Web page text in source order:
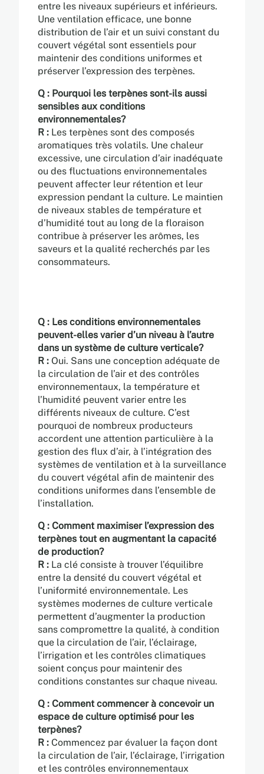
entre les niveaux supérieurs et inférieurs.
Une ventilation efficace, une bonne
distribution de l’air et un suivi constant du
couvert végétal sont essentiels pour
maintenir des conditions uniformes et
préserver l’expression des terpènes.
Q : Pourquoi les terpènes sont-ils aussi
sensibles aux conditions
environnementales?
R : Les terpènes sont des composés
aromatiques très volatils. Une chaleur
excessive, une circulation d’air inadéquate
ou des fluctuations environnementales
peuvent affecter leur rétention et leur
expression pendant la culture. Le maintien
de niveaux stables de température et
d’humidité tout au long de la floraison
contribue à préserver les arômes, les
saveurs et la qualité recherchés par les
consommateurs.
Q : Les conditions environnementales
peuvent-elles varier d’un niveau à l’autre
dans un système de culture verticale?
R : Oui. Sans une conception adéquate de
la circulation de l’air et des contrôles
environnementaux, la température et
l’humidité peuvent varier entre les
différents niveaux de culture. C’est
pourquoi de nombreux producteurs
accordent une attention particulière à la
gestion des flux d’air, à l’intégration des
systèmes de ventilation et à la surveillance
du couvert végétal afin de maintenir des
conditions uniformes dans l’ensemble de
l’installation.
Q : Comment maximiser l’expression des
terpènes tout en augmentant la capacité
de production?
R : La clé consiste à trouver l’équilibre
entre la densité du couvert végétal et
l’uniformité environnementale. Les
systèmes modernes de culture verticale
permettent d’augmenter la production
sans compromettre la qualité, à condition
que la circulation de l’air, l’éclairage,
l’irrigation et les contrôles climatiques
soient conçus pour maintenir des
conditions constantes sur chaque niveau.
Q : Comment commencer à concevoir un
espace de culture optimisé pour les
terpènes?
R : Commencez par évaluer la façon dont
la circulation de l’air, l’éclairage, l’irrigation
et les contrôles environnementaux